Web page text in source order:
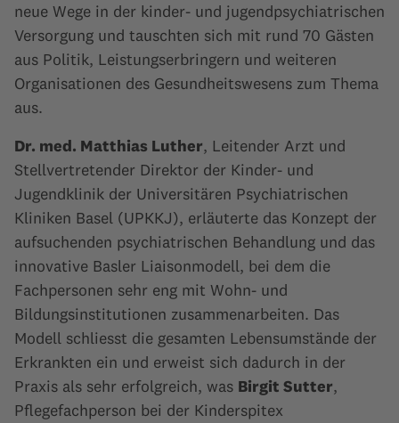
neue Wege in der kinder- und jugendpsychiatrischen
Versorgung und tauschten sich mit rund 70 Gästen
aus Politik, Leistungserbringern und weiteren
Organisationen des Gesundheitswesens zum Thema
aus.
Dr. med. Matthias Luther, Leitender Arzt und
Stellvertretender Direktor der Kinder- und
Jugendklinik der Universitären Psychiatrischen
Kliniken Basel (UPKKJ), erläuterte das Konzept der
aufsuchenden psychiatrischen Behandlung und das
innovative Basler Liaisonmodell, bei dem die
Fachpersonen sehr eng mit Wohn- und
Bildungsinstitutionen zusammenarbeiten. Das
Modell schliesst die gesamten Lebensumstände der
Erkrankten ein und erweist sich dadurch in der
Praxis als sehr erfolgreich, was Birgit Sutter,
Pflegefachperson bei der Kinderspitex